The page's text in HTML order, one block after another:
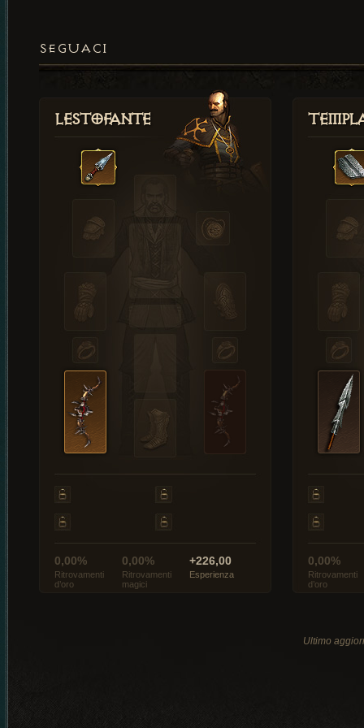
SEGUACI
Lestofante
0,00%
Ritrovamenti
d’oro
0,00%
Ritrovamenti
magici
+226,00
Esperienza
0,00%
Ritrovamenti
d’oro
Ultimo